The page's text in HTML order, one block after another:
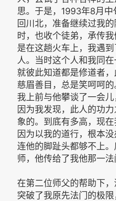
思。于是，1993年8月
回川北，准备继续过我
时，也收个徒弟，承传
是在这趟火车上，我遇
人。当时这个人和我同
就彼此知道都是修道者，
慈眉善目，总是笑呵呵的
我上前与他攀谈了一会儿
因为我发现，此人的功
象的。到底有多高，现在
因为以我的道行，根本
连他的脚趾头都够不上
师，他传给了我他那一法
在第二位师父的帮助下
突破了我原先法门的极